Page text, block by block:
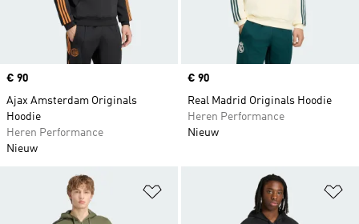
Price
€ 90
Ajax Amsterdam Originals
Hoodie
Heren Performance
Nieuw
Price
€ 90
Real Madrid Originals Hoodie
Heren Performance
Nieuw
Op verlanglijst zetten